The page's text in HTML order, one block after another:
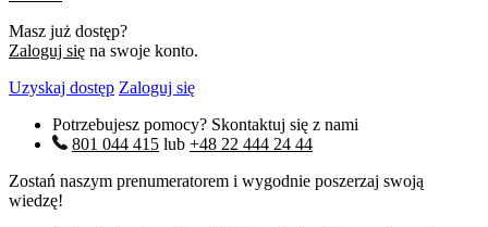
Masz już dostęp?
Zaloguj się na swoje konto.
Uzyskaj dostęp Zaloguj się
Potrzebujesz pomocy? Skontaktuj się z nami
801 044 415 lub +48 22 444 24 44
Zostań naszym prenumeratorem i wygodnie poszerzaj swoją
wiedzę!